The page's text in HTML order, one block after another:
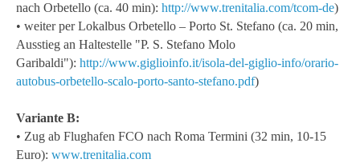
nach Orbetello (ca. 40 min): http://www.trenitalia.com/tcom-de)
• weiter per Lokalbus Orbetello – Porto St. Stefano (ca. 20 min,
Ausstieg an Haltestelle "P. S. Stefano Molo
Garibaldi"): http://www.giglioinfo.it/isola-del-giglio-info/orario-
autobus-orbetello-scalo-porto-santo-stefano.pdf)
Variante B:
• Zug ab Flughafen FCO nach Roma Termini (32 min, 10-15
Euro): www.trenitalia.com